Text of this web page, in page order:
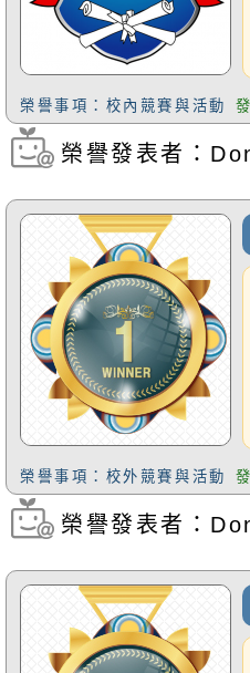
榮譽事項：校內競賽與活動
瀏覽次數：151
榮譽發表者：
榮譽事項：校外競賽與活動
瀏覽次數：1145
榮譽發表者：